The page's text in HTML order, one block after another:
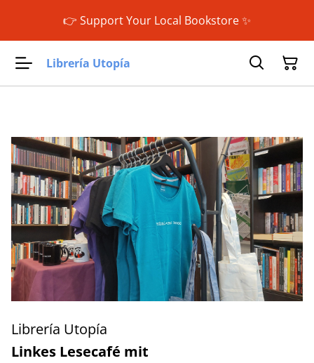
👉 Support Your Local Bookstore ✨
Librería Utopía
Librería Utopía
Linkes Lesecafé mit